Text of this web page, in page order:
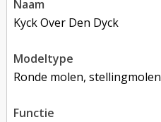
naam
Kyck Over Den Dyck
modeltype
Ronde molen, stellingmolen
functie